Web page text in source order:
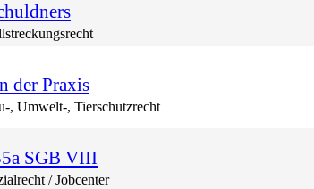
der Praxis
, Umwelt-, Tierschutzrecht
SGB VIII
/ Jobcenter